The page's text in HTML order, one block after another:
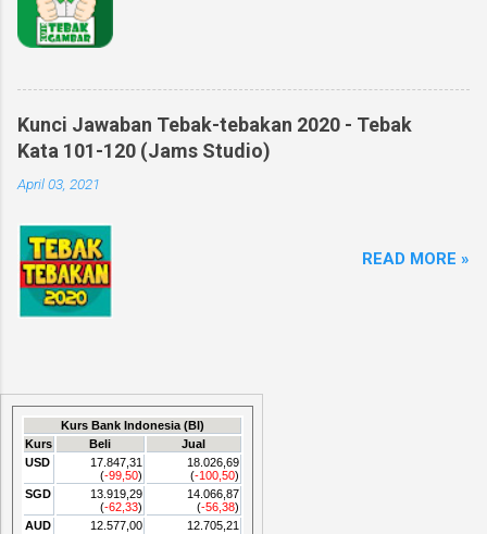
Kunci Jawaban Tebak-tebakan 2020 - Tebak
Kata 101-120 (Jams Studio)
April 03, 2021
READ MORE »